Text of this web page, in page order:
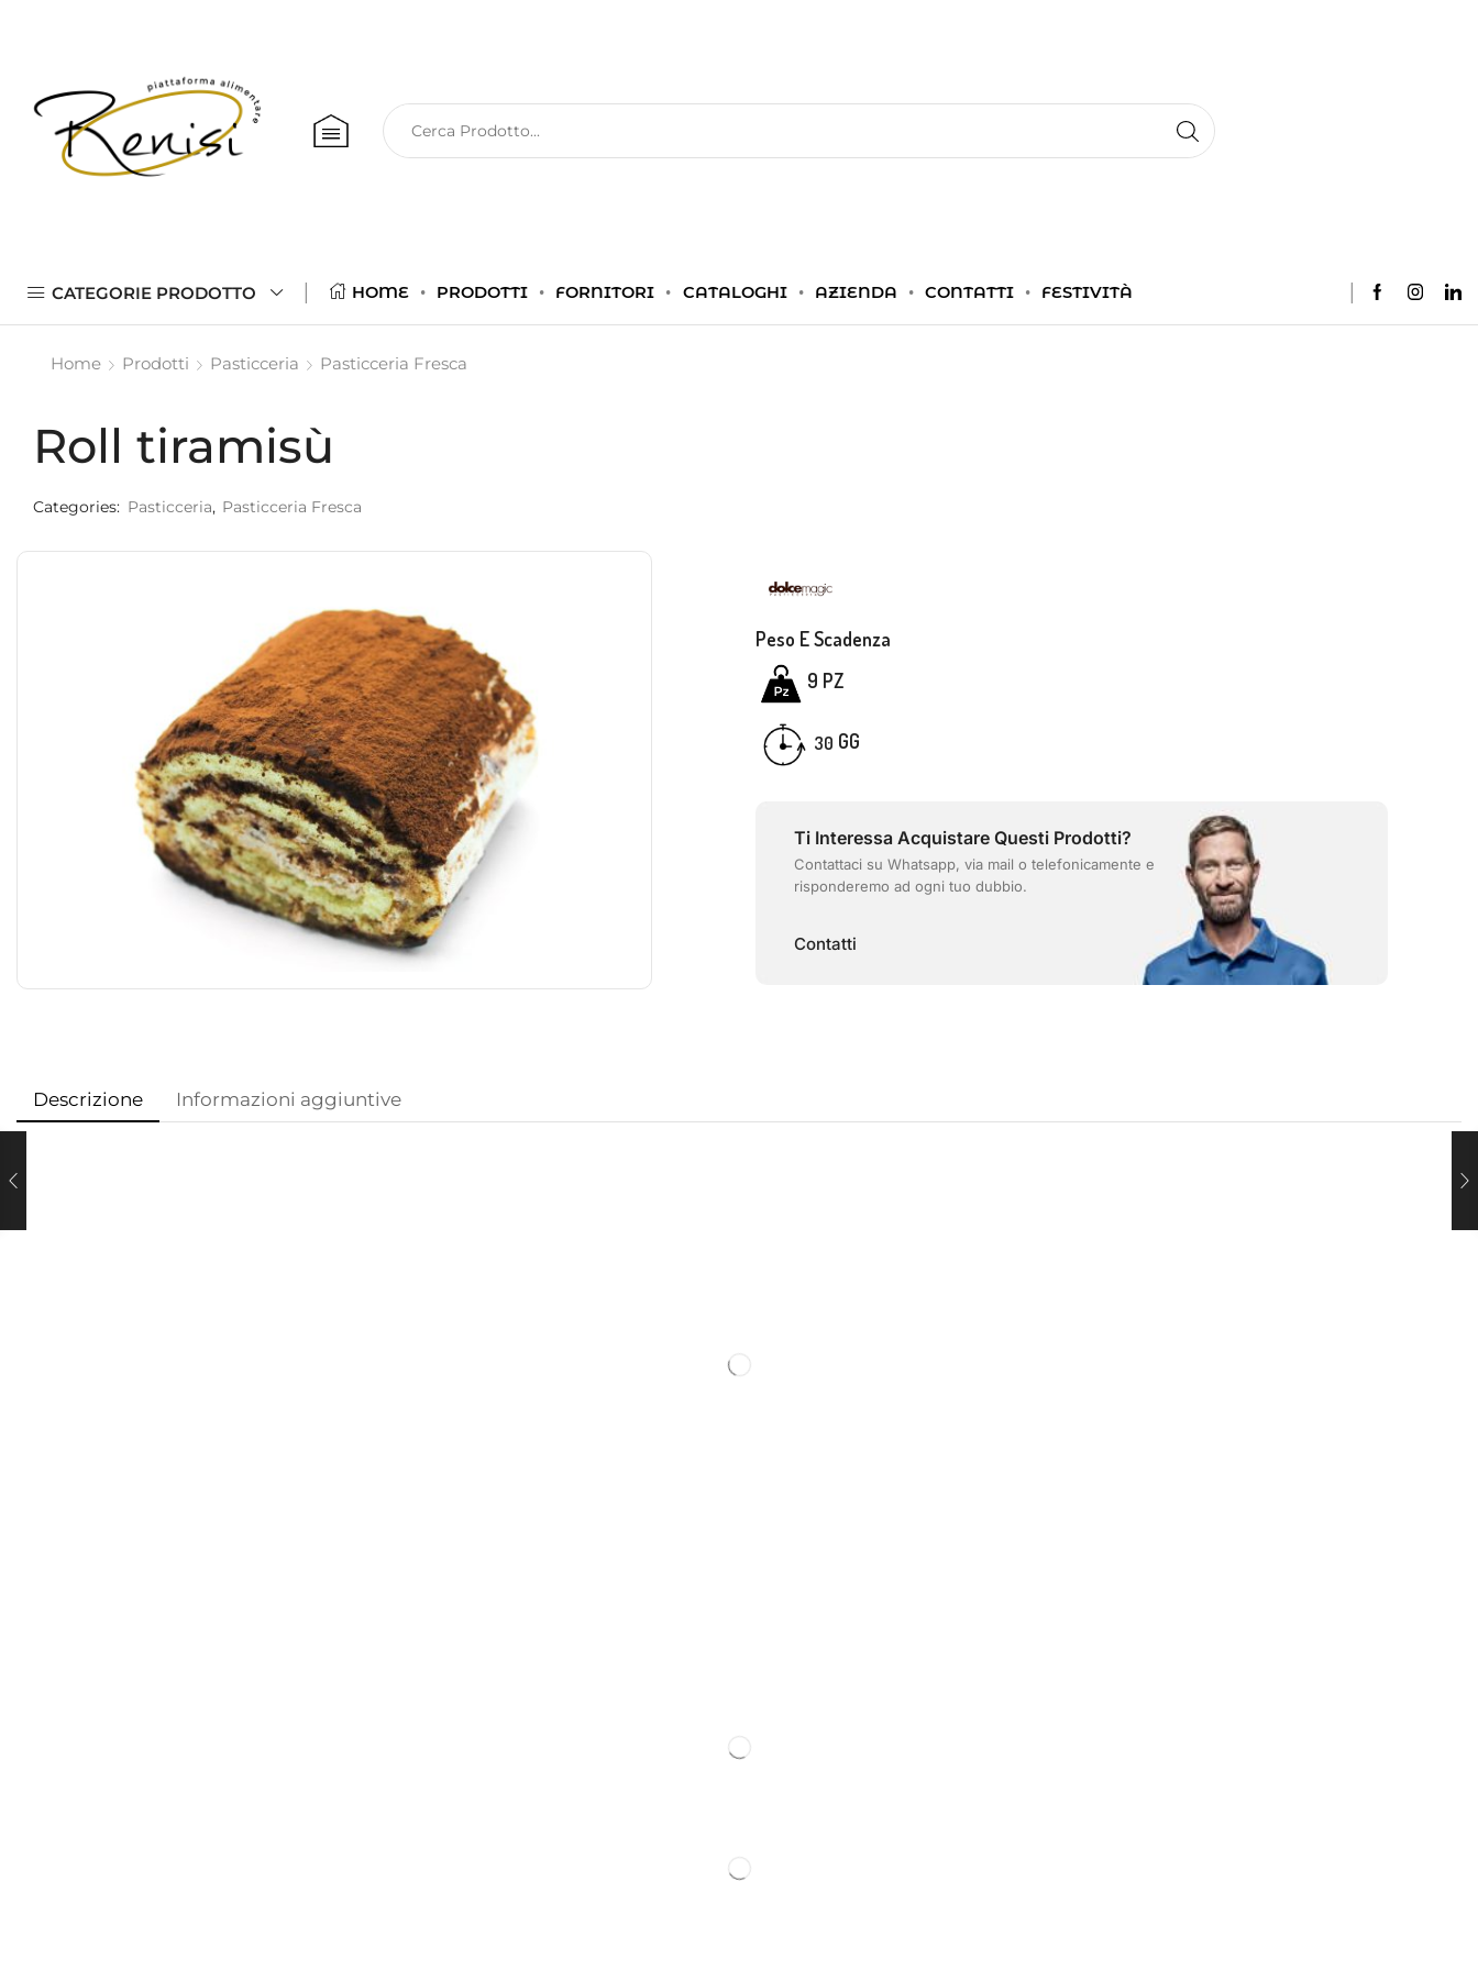
CATEGORIE PRODOTTO HOME PRODOTTI FORNITORI CATALOGHI AZIENDA CONTATTI FESTIVITÀ
Home Prodotti Pasticceria Pasticceria Fresca
Roll tiramisù
Categories: Pasticceria, Pasticceria Fresca
Peso E Scadenza
9 PZ
30 GG
Ti Interessa Acquistare Questi Prodotti?
Contattaci su Whatsapp, via mail o telefonicamente e
risponderemo ad ogni tuo dubbio.
Contatti
Descrizione Informazioni aggiuntive